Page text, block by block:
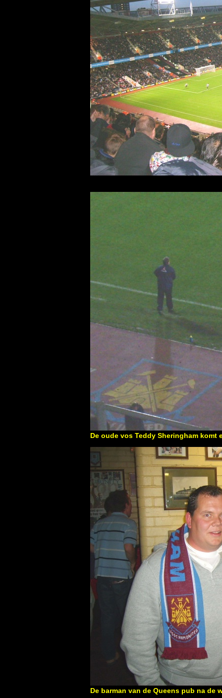
De oude vos Teddy Sheringham komt
De barman van de Queens pub na de